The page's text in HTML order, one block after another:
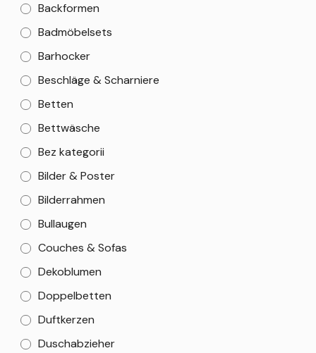
Backformen
Badmöbelsets
Barhocker
Beschläge & Scharniere
Betten
Bettwäsche
Bez kategorii
Bilder & Poster
Bilderrahmen
Bullaugen
Couches & Sofas
Dekoblumen
Doppelbetten
Duftkerzen
Duschabzieher